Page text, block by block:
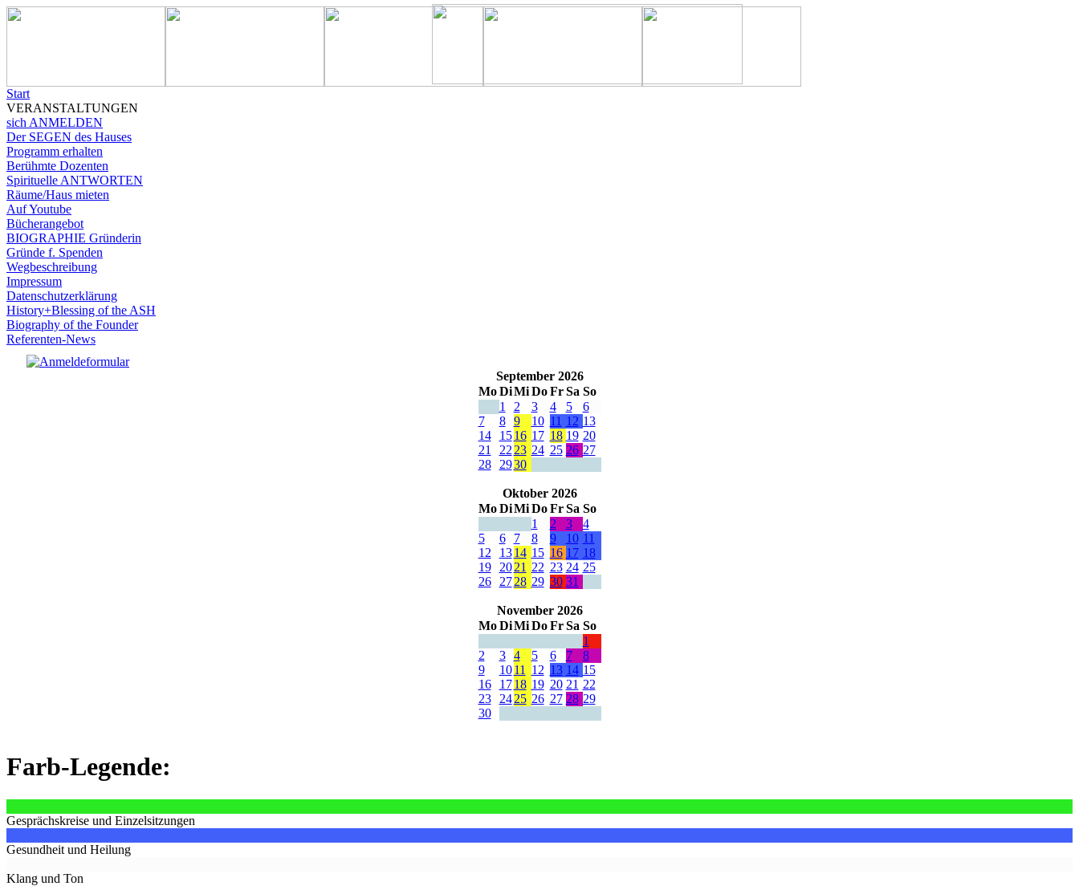
Start
VERANSTALTUNGEN
sich ANMELDEN
Der SEGEN des Hauses
Programm erhalten
Berühmte Dozenten
Spirituelle ANTWORTEN
Räume/Haus mieten
Auf Youtube
Bücherangebot
BIOGRAPHIE Gründerin
Gründe f. Spenden
Wegbeschreibung
Impressum
Datenschutzerklärung
History+Blessing of the ASH
Biography of the Founder
Referenten-News
September 2026
Mo DiMi Do Fr Sa So
1
2 3 4 5
6
7
8 9 10 11 12 13
14
15 16 17 18 19 20
21
22 23 24 25 26 27
28
2930
Oktober 2026
Mo DiMi Do Fr Sa So
1
2 3
4
5
6 7 8 9 10 11
12
13 14 15 16 17 18
19
20 21 22 23 24 25
26
27 28 29 30 31
November 2026
Mo DiMi Do Fr Sa So
1
2
3 4 5 6 7
8
9
10 11 12 13 14 15
16
17 18 19 20 21 22
23
24 25 26 27 28 29
30
Farb-Legende:
Gesprächskreise und Einzelsitzungen
Gesundheit und Heilung
Klang und Ton